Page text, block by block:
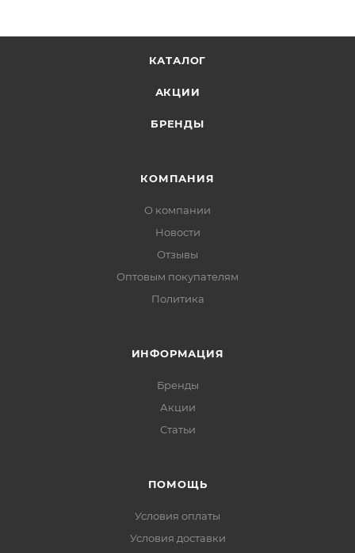
КАТАЛОГ
АКЦИИ
БРЕНДЫ
КОМПАНИЯ
О компании
Новости
Отзывы
Оптовым покупателям
Политика
ИНФОРМАЦИЯ
Бренды
Акции
Статьи
ПОМОЩЬ
Условия оплаты
Условия доставки